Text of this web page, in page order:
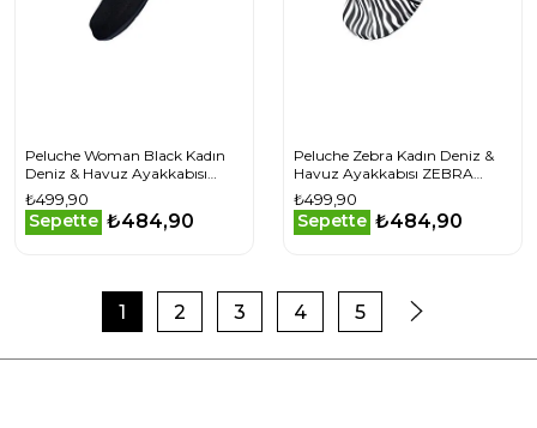
Peluche Woman Black Kadın
Deniz & Havuz Ayakkabısı
WOMAN-BLACK Siyah
₺499,90
Sepette ₺484,90
Peluche Zebra Kadın Deniz &
Havuz Ayakkabısı ZEBRA
Siyah
₺499,90
Sepette ₺484,90
1 2 3 4 5